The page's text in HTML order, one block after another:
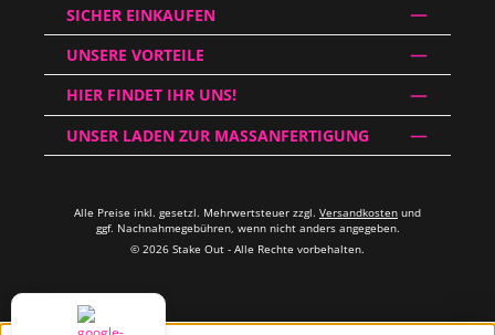
SICHER EINKAUFEN
UNSERE VORTEILE
HIER FINDET IHR UNS!
UNSER LADEN ZUR MASSANFERTIGUNG
Alle Preise inkl. gesetzl. Mehrwertsteuer zzgl. Versandkosten und
ggf. Nachnahmegebühren, wenn nicht anders angegeben.
© 2026 Stake Out - Alle Rechte vorbehalten.